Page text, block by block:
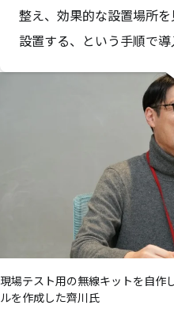
現場テスト用の無線キットを自作
ルを作成した齊川氏
整え、効果的な設置場所
設置する、という手順で導